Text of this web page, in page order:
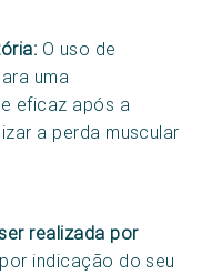
O uso de
uma
eficaz após a
a perda muscular
realizada por
indicação do seu